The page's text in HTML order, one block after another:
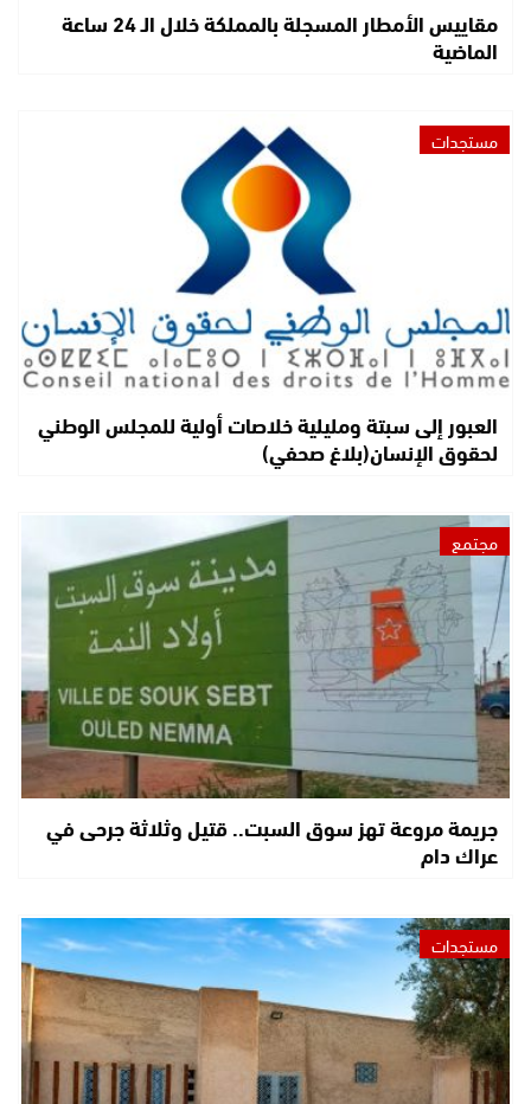
مقاييس الأمطار المسجلة بالمملكة خلال الـ 24 ساعة
الماضية
مستجدات
العبور إلى سبتة ومليلية خلاصات أولية للمجلس الوطني
لحقوق الإنسان(بلاغ صحفي)
مجتمع
جريمة مروعة تهز سوق السبت.. قتيل وثلاثة جرحى في
عراك دام
مستجدات